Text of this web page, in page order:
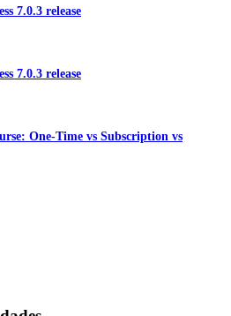
7.0.3 release
7.0.3 release
One-Time vs Subscription vs